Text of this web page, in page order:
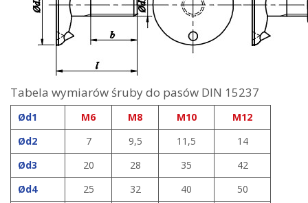
Tabela wymiarów śruby do pasów DIN 15237
Ød1 M6 M8 M10
M12
Ød2
7 9,5 11,5
14
Ød3
20 28 35
42
Ød4
25 32 40
50